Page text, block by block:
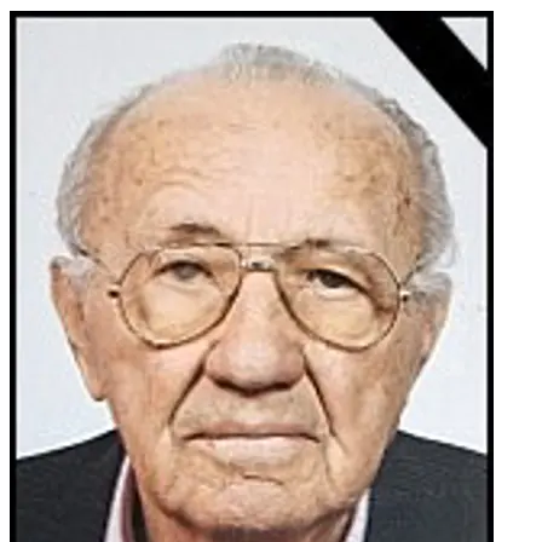
DOMAGOJA, svastike JELENA, LJILJA i ZORA s obiteljima,
šura ANTE s obitelji, obitelji: LEDIĆ, DILBER, IVKIĆ,
MIKULIĆ, KRALJEVIĆ, KLJAJO, MARKOTIĆ, TAKAČ te ostala
mnogobrojna rodbina, kumovi i prijatelji.